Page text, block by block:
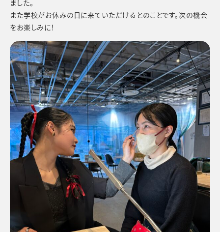
ました。
また学校がお休みの日に来ていただけるとのことです。次の機会
をお楽しみに！